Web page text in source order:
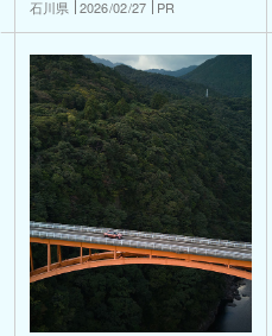
石川県 2026/02/27 PR